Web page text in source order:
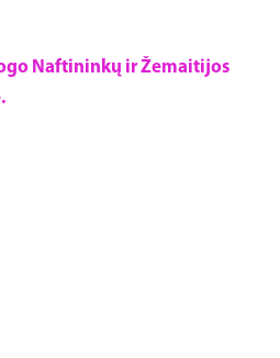
Naftininkų ir Žemaitijos